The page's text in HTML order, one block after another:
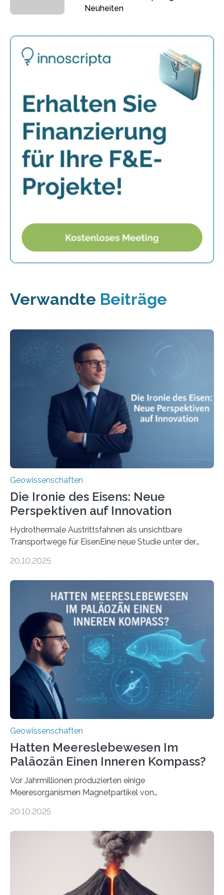
Neuheiten
Verwandte Beiträge
Geowissenschaften
Die Ironie des Eisens: Neue
Perspektiven auf Innovation
Hydrothermale Austrittsfahnen als unsichtbare
Transportwege für EisenEine neue Studie unter der
Umweltwissenschaften der Universität Bremen –
Meeresboden die Eisenverfügbarkeit und den globalen
Stoffkreislauf im Ozean prägen. Die Überblicksstudie
mit dem Titel „Iron’s Irony“ ist in Communications Earth
& Environment erschienen. Die Studie fasst bestehende
Forschungsergebnisse zusammen und interpretiert sie
neu, um zu erklären, wie Eisen, das aus hydrothermalen
Systemen freigesetzt wird, über ganze Ozeanbecken
transportiert werden kann. „Das…
20.10.2025
Geowissenschaften
Hatten Meereslebewesen Im
Paläozän Einen Inneren Kompass?
Vor Jahrmillionen produzierten einige
Meeresorganismen Magnetpartikel von
Sedimenten zu finden sind. Nun ist es einem
Domänen auf einem dieser „Riesenmagnetfossilien” mit
einer raffinierten Methode an der Diamond-
Röntgenquelle zu kartieren. Ihre Analyse zeigt, dass
diese Partikel es den Organismen ermöglicht haben
könnten, winzige Schwankungen sowohl in der
20.10.2025